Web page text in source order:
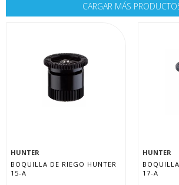
CARGAR MÁS
HUNTER
BOQUILLA DE RIEGO HUNTER
15-A
HUNTER
17-A